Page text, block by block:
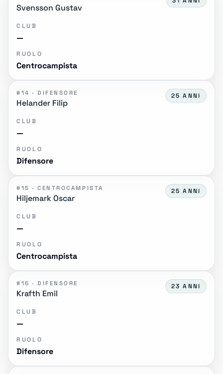
Svensson Gustav
CLUB
—
RUOLO
Centrocampista
#14 · DIFENSORE
Helander Filip
25 ANNI
CLUB
—
RUOLO
Difensore
#15 · CENTROCAMPISTA
Hiljemark Oscar
25 ANNI
CLUB
—
RUOLO
Centrocampista
#16 · DIFENSORE
Krafth Emil
23 ANNI
CLUB
—
RUOLO
Difensore